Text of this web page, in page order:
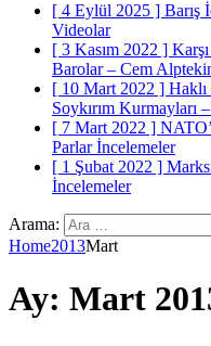
[ 4 Eylül 2025 ] Barış
Videolar
[ 3 Kasım 2022 ]
Barolar – Cem
[ 10 Mart 2022 ]
Soykırım Kurmayları
[ 7 Mart 2022 ]
Parlarİncelemeler
[ 1 Şubat 2022 ]
İncelemeler
Arama:
Home2013Mart
Ay: Mart